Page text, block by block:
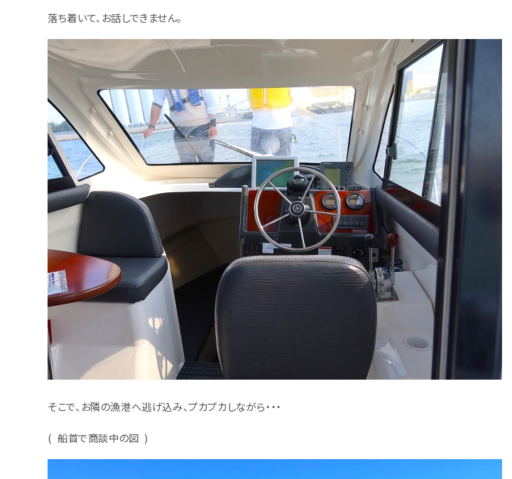
落ち着いて、お話しできません。
そこで、お隣の漁港へ逃げ込み、プカプカしながら・・・
( 船首で商談中の図 )